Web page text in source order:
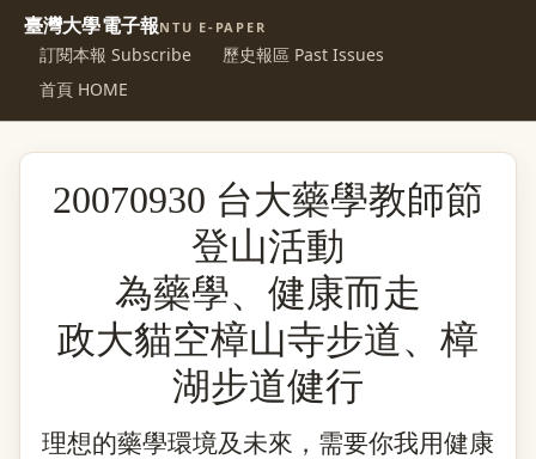
臺灣大學電子報NTU E-PAPER
訂閱本報 Subscribe
歷史報區 Past Issues
首頁 HOME
20070930 台大藥學教師節
登山活動
為藥學、健康而走
政大貓空樟山寺步道、樟
湖步道健行
理想的藥學環境及未來，需要你我用健康